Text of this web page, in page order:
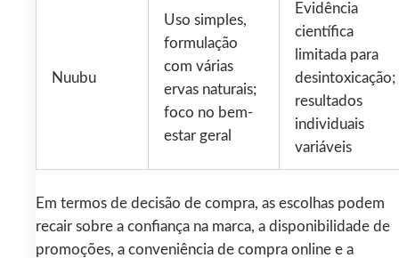
Nuubu
Uso simples,
formulação
com várias
ervas naturais;
foco no bem-
estar geral
Evidência
científica
limitada para
desintoxicação;
resultados
individuais
variáveis
Em termos de decisão de compra, as escolhas podem
recair sobre a confiança na marca, a disponibilidade de
promoções, a conveniência de compra online e a